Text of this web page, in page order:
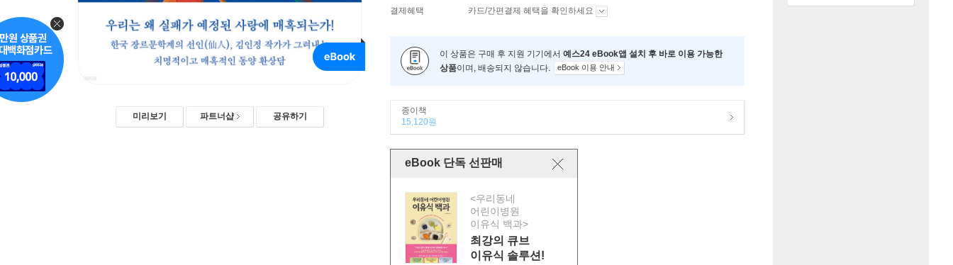
미리보기 파트너샵 공유하기
결제혜택 카드/간편결제 혜택을 확인하세요
이 상품은 구매 후 지원 기기에서 예스24 eBook앱 설치 후 바로 이용 가능한
상품이며, 배송되지 않습니다. eBook 이용 안내
종이책
15,120원
eBook 단독 선판매
<우리동네
어린이병원
이유식 백과>
최강의 큐브
이유식 솔루션!